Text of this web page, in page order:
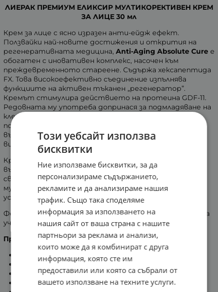
ЛИЕРАК ПРЕМИУМ ЕЛИКСИР МУЛТИКОРEКТИВЕН КРЕМ
ЗА ЛИЦЕ 30 мл
Крем за лице с ясно изразен анти-ейдж ефект.
Ползвайки най-новите достижения и открития на
регенеративната медицина, Anti-Aging Absolute Cure е
обогатен с иновативен комплекс, насочен към
преждевременното стареене. Съдържа хексапептида
FX. Това високоефективно съединение изпълнява
функциите на активен тъканен „регенератор”.
Кремът стимулира действието на протеина GDF-11.
Редовната му употреба допринася за подмладяване на
клетките, а с течение на седмиците, кожата
постепенно се освобождава от стреса и се
възстановява. Лицето възвръща свежия си младежки
вид само за двадесет и осем дни.
Кремът съдържа хиляди микрокапсули в суспензия с
възстановяващ ефект, която създава усещане за
свежест и комфорт. Има аромат на жасмин, ирис и
мускус. Още при първите нанасяния кожата се
успокоява, освежава и изглежда отпочинала.
Формулата на продукта е разработена с помощта на
учени от университета "Харвард".
Препоръчва се при:
дълбоки бръчки;
отпусната кожа;
загуба на плътност;
неравномерен тен;
Този уебсайт използва
бисквитки
Ние използваме бисквитки, за да
персонализираме съдържанието,
рекламите и да анализираме нашия
трафик. Също така споделяме
информация за използването на
нашия сайт от ваша страна с нашите
партньори за реклама и анализи,
които може да я комбинират с друга
информация, която сте им
предоставили или която са събрали от
вашето използване на техните услуги.